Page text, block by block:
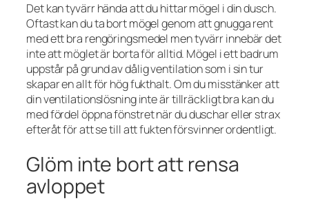
Det kan tyvärr hända att du hittar mögel i din dusch.
Oftast kan du ta bort mögel genom att gnugga rent
med ett bra rengöringsmedel men tyvärr innebär det
inte att möglet är borta för alltid. Mögel i ett badrum
uppstår på grund av dålig ventilation som i sin tur
skapar en allt för hög fukthalt. Om du misstänker att
din ventilationslösning inte är tillräckligt bra kan du
med fördel öppna fönstret när du duschar eller strax
efteråt för att se till att fukten försvinner ordentligt.
Glöm inte bort att rensa
avloppet